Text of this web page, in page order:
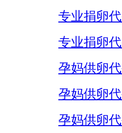
专业捐卵
专业捐卵
孕妈供卵
孕妈供卵
孕妈供卵